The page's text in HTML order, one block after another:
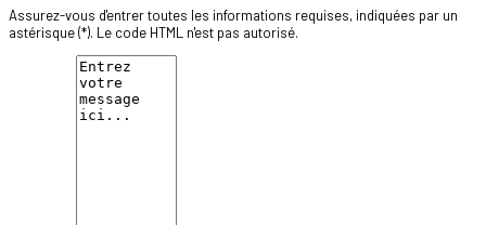
Assurez-vous d'entrer toutes les informations requises, indiquées par un
astérisque (*). Le code HTML n'est pas autorisé.